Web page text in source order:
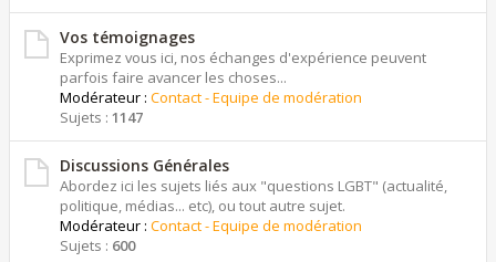
Vos témoignages
Exprimez vous ici, nos échanges d'expérience peuvent
parfois faire avancer les choses...
Modérateur : Contact - Equipe de modération
Sujets : 1147
Discussions Générales
Abordez ici les sujets liés aux "questions LGBT" (actualité,
politique, médias... etc), ou tout autre sujet.
Modérateur : Contact - Equipe de modération
Sujets : 600